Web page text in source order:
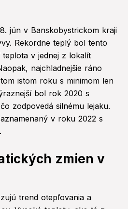
jún v Banskobystrickom kraji
Rekordne teplý bol tento
v jednej z lokalít
najchladnejšie ráno
istom roku s minimom len
bol rok 2020 s
zodpovedá silnému lejaku.
v roku 2022 s
zmien v
trend otepľovania a